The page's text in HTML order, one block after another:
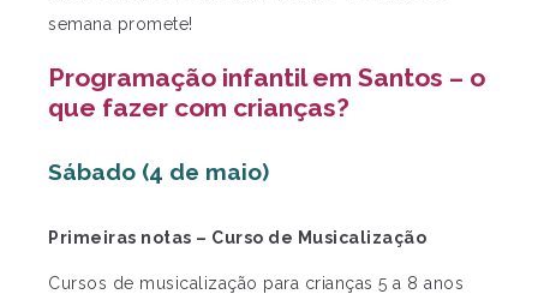
semana promete!
Programação infantil em Santos – o
que fazer com crianças?
Sábado (4 de maio)
Primeiras notas – Curso de Musicalização
Cursos de musicalização para crianças 5 a 8 anos